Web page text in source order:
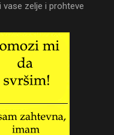
zelje i prohteve